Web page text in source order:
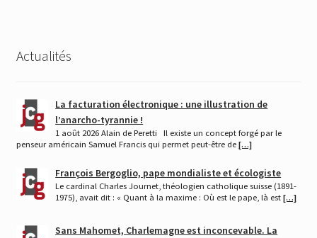
Actualités
La facturation électronique : une illustration de
l’anarcho-tyrannie !
1 août 2026 Alain de Peretti Il existe un concept forgé par le
penseur américain Samuel Francis qui permet peut-être de […]
François Bergoglio, pape mondialiste et écologiste
Le cardinal Charles Journet, théologien catholique suisse (1891-
1975), avait dit : « Quant à la maxime : Où est le pape, là est[…]
Sans Mahomet, Charlemagne est inconcevable. La